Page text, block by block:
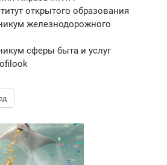
открытого образования
железнодорожного
сферы быта и услуг